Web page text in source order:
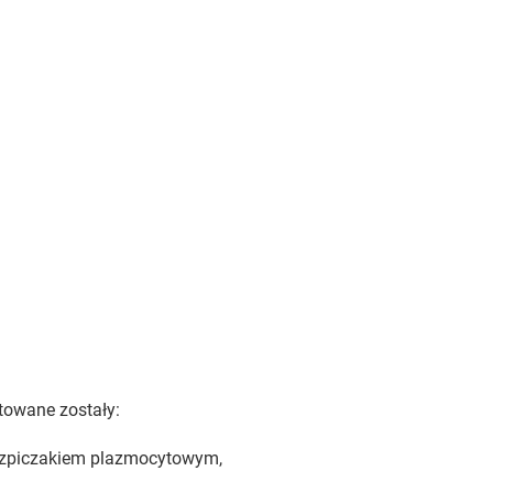
zostały:
plazmocytowym,